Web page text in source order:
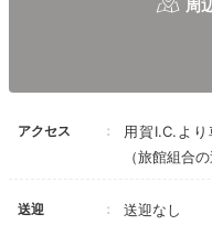
アクセス
用賀I.C.よ
（旅館組合
送迎
送迎なし